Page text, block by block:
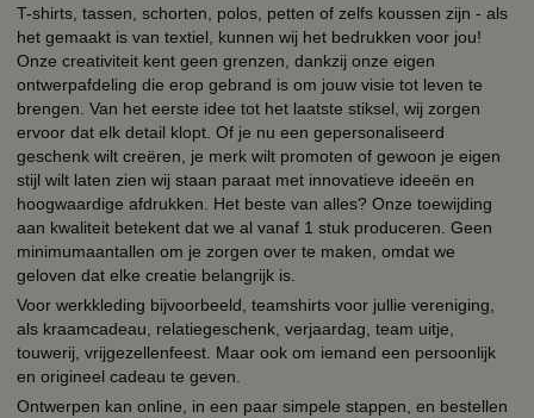
T-shirts, tassen, schorten, polos, petten of zelfs koussen zijn - als
het gemaakt is van textiel, kunnen wij het bedrukken voor jou!
Onze creativiteit kent geen grenzen, dankzij onze eigen
ontwerpafdeling die erop gebrand is om jouw visie tot leven te
brengen. Van het eerste idee tot het laatste stiksel, wij zorgen
ervoor dat elk detail klopt. Of je nu een gepersonaliseerd
geschenk wilt creëren, je merk wilt promoten of gewoon je eigen
stijl wilt laten zien wij staan paraat met innovatieve ideeën en
hoogwaardige afdrukken. Het beste van alles? Onze toewijding
aan kwaliteit betekent dat we al vanaf 1 stuk produceren. Geen
minimumaantallen om je zorgen over te maken, omdat we
geloven dat elke creatie belangrijk is.
Voor werkkleding bijvoorbeeld, teamshirts voor jullie vereniging,
als kraamcadeau, relatiegeschenk, verjaardag, team uitje,
touwerij, vrijgezellenfeest. Maar ook om iemand een persoonlijk
en origineel cadeau te geven.
Ontwerpen kan online, in een paar simpele stappen, en bestellen